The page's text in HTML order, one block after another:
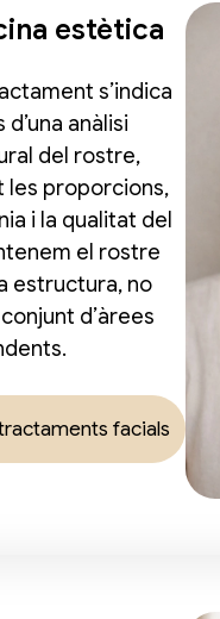
estètica
s’indica
anàlisi
del rostre,
les proporcions,
i la qualitat del
el rostre
estructura, no
d’àrees
facials